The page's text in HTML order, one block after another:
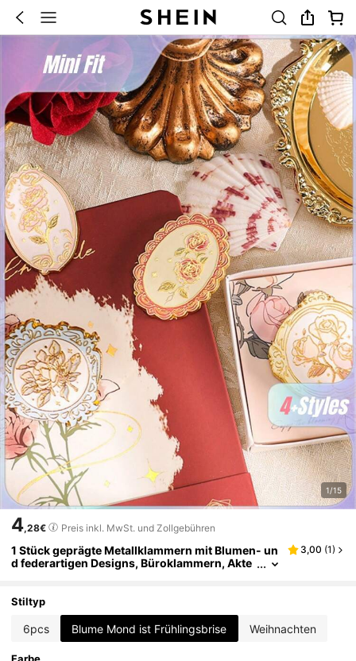
1/15
4,28€ Preis inkl. MwSt. und Zollgebühren
1 Stück geprägte Metallklammern mit Blumen- un
d federartigen Designs, Büroklammern, Akte
3,00 (1)
Stiltyp
6pcs Blume Mond ist Frühlingsbrise Weihnachten
Farbe